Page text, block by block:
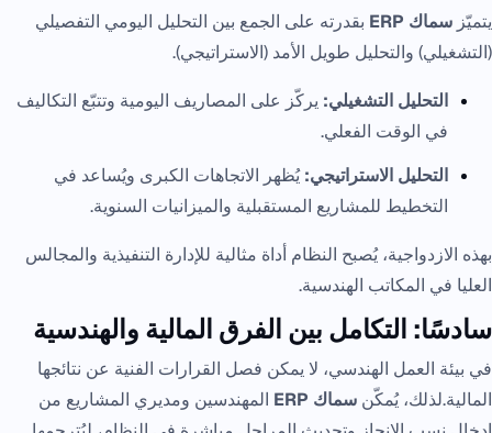
يتميّز سماك ERP
بقدرته على الجمع بين التحليل اليومي التفصيلي
(التشغيلي) والتحليل طويل الأمد (الاستراتيجي).
التحليل التشغيلي: يركّز على المصاريف اليومية وتتبّع التكاليف
في الوقت الفعلي.
التحليل الاستراتيجي:يُظهر الاتجاهات الكبرى ويُساعد في
التخطيط للمشاريع المستقبلية والميزانيات السنوية.
بهذه الازدواجية، يُصبح النظام أداة مثالية للإدارة التنفيذية والمجالس
العليا في المكاتب الهندسية.
سادسًا: التكامل بين الفرق المالية والهندسية
في بيئة العمل الهندسي، لا يمكن فصل القرارات الفنية عن نتائجها
المالية.لذلك، يُمكّن سماك ERP
المهندسين ومديري المشاريع من